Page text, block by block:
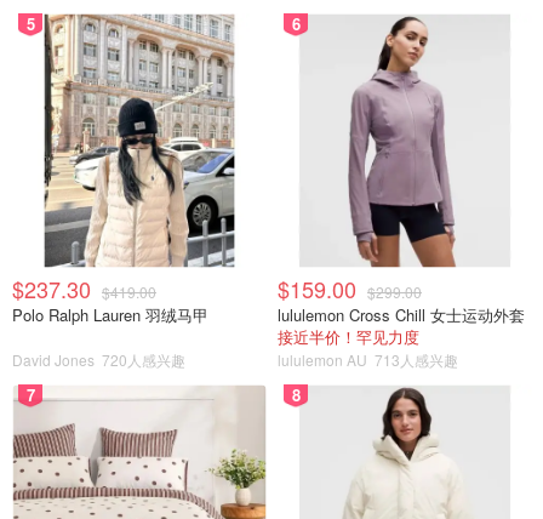
5
$237.30 $419.00
Polo Ralph Lauren 羽绒马甲
David Jones 720人感兴趣
6
$159.00 $299.00
lululemon Cross Chill 女士运动外套
接近半价！罕见力度
lululemon AU 713人感兴趣
7 8